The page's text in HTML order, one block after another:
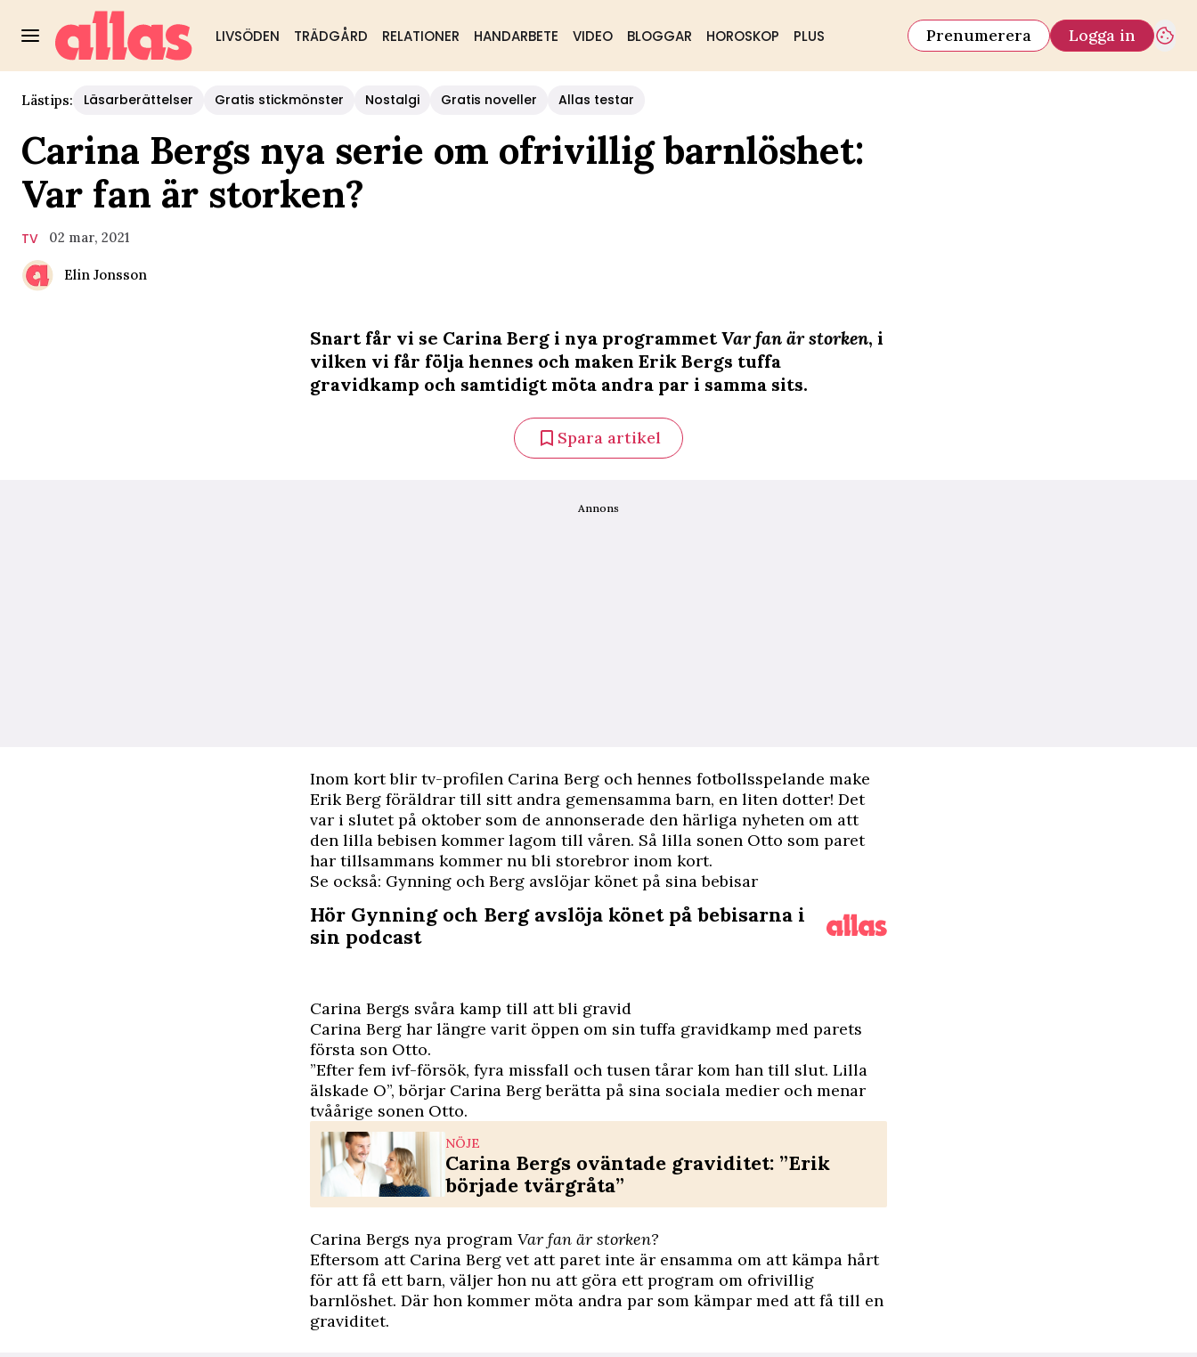
LIVSÖDEN TRÄDGÅRD RELATIONER HANDARBETE VIDEO BLOGGAR HOROSKOP PLUS Prenumerera Logga in
Lästips: Läsarberättelser Gratis stickmönster Nostalgi Gratis noveller Allas testar
Carina Bergs nya serie om ofrivillig barnlöshet:
Var fan är storken?
TV 02 mar, 2021
Elin Jonsson
Snart får vi se Carina Berg i nya programmetVar fan är storken, i
vilken vi får följa hennes och maken Erik Bergs tuffa
gravidkamp och samtidigt möta andra par i samma sits.
Spara artikel
Annons
Inom kort blir tv-profilen Carina Berg och hennes fotbollsspelande make
Erik Berg föräldrar till sitt andra gemensamma barn, en liten dotter! Det
var i slutet på oktober som de annonserade den härliga nyheten om att
den lilla bebisen kommer lagom till våren. Så lilla sonen Otto som paret
har tillsammans kommer nu bli storebror inom kort.
Se också: Gynning och Berg avslöjar könet på sina bebisar
Hör Gynning och Berg avslöja könet på bebisarna i
sin podcast
Carina Bergs svåra kamp till att bli gravid
Carina Berg har längre varit öppen om sin tuffa gravidkamp med parets
första son Otto.
”Efter fem ivf-försök, fyra missfall och tusen tårar kom han till slut. Lilla
älskade O”, börjar Carina Berg berätta på sina sociala medier och menar
tvåårige sonen Otto.
NÖJE
Carina Bergs oväntade graviditet: ”Erik
började tvärgråta”
Carina Bergs nya program Var fan är storken?
Eftersom att Carina Berg vet att paret inte är ensamma om att kämpa hårt
för att få ett barn, väljer hon nu att göra ett program om ofrivillig
barnlöshet. Där hon kommer möta andra par som kämpar med att få till en
graviditet.